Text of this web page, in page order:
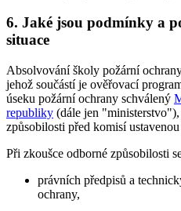
6. Jaké jsou podmínky a
situace
Absolvování školy požární
jehož součástí je ověřovací
úseku požární ochrany schválený
republiky (dále jen
způsobilosti před komisí
Při zkoušce odborné způsobilosti
právních předpisů a
ochrany,